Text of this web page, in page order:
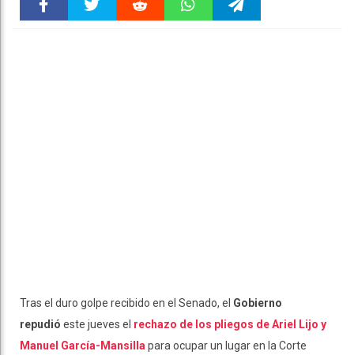
Tras el duro golpe recibido en el Senado, el Gobierno
repudió este jueves el rechazo de los pliegos de Ariel Lijo y
Manuel García-Mansilla para ocupar un lugar en la Corte